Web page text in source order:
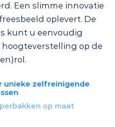
Een slimme innovatie
oplevert. De
kunt u eenvoudig
op de
unieke zelfreinigende
op maat